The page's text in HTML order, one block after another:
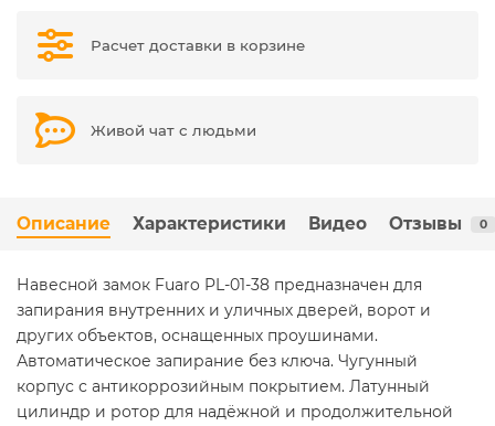
Расчет доставки в корзине
Живой чат с людьми
Описание Характеристики Видео Отзывы 0
Навесной замок Fuaro PL-01-38 предназначен для
запирания внутренних и уличных дверей, ворот и
других объектов, оснащенных проушинами.
Автоматическое запирание без ключа. Чугунный
корпус с антикоррозийным покрытием. Латунный
цилиндр и ротор для надёжной и продолжительной